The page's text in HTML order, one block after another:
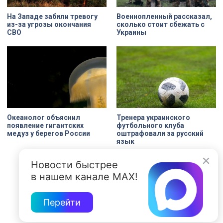
На Западе забили тревогу
из-за угрозы окончания
СВО
Военнопленный рассказал,
сколько стоит сбежать с
Украины
Океанолог объяснил
появление гигантских
медуз у берегов России
Тренера украинского
футбольного клуба
оштрафовали за русский
язык
Новости быстрее
в нашем канале MAX!
Перейти